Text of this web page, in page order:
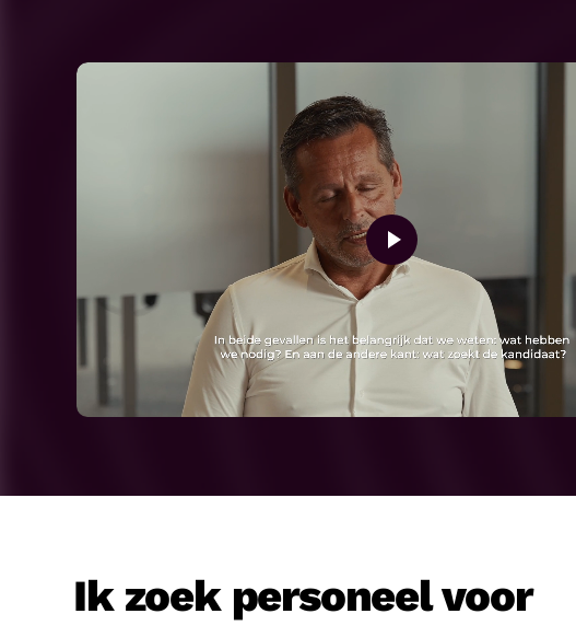
Play
Ik zoek personeel voor